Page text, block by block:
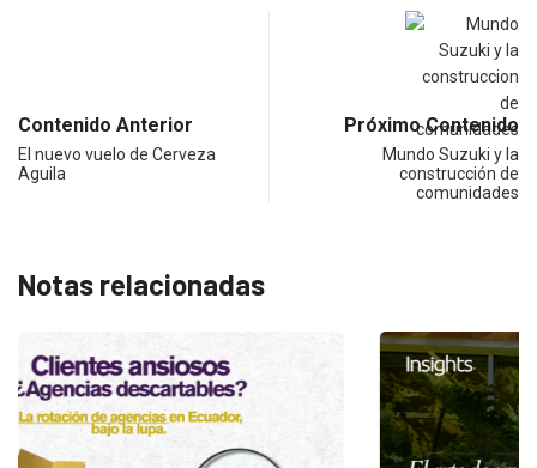
Contenido Anterior
El nuevo vuelo de Cerveza
Aguila
Próximo Contenido
Mundo Suzuki y la
construcción de
comunidades
Notas relacionadas